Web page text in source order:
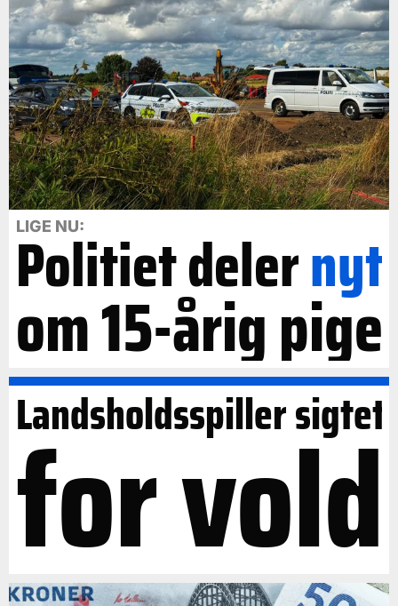
LIGE NU:
Politiet delernyt
om 15-årig pige
Landsholdsspiller sigtet
for vold